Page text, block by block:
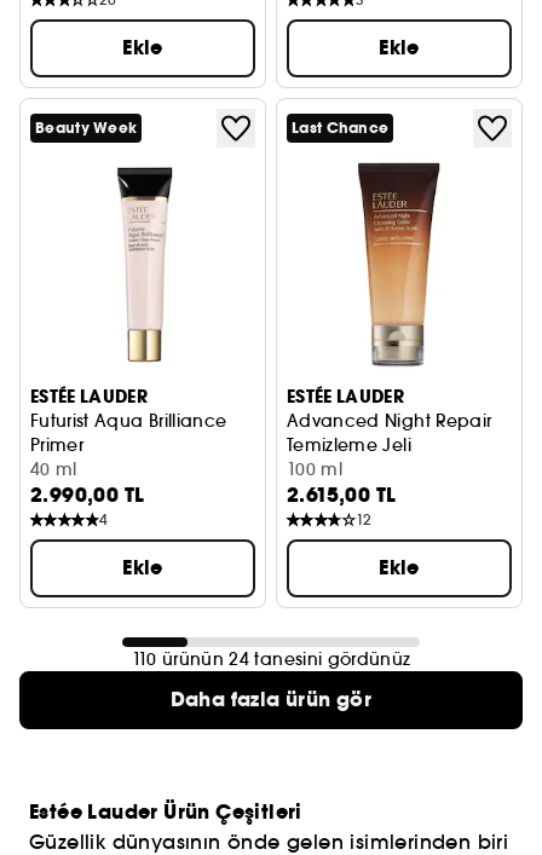
Ekle Ekle
Beauty Week
ESTÉE LAUDER
Futurist Aqua Brilliance
Primer
Makyaj Bazı
40 ml
2.990,00 TL
4
Ekle
Last Chance
ESTÉE LAUDER
Advanced Night Repair
Temizleme Jeli
100 ml
2.615,00 TL
12
Ekle
110 ürünün 24 tanesini gördünüz
Daha fazla ürün gör
Estée Lauder Ürün Çeşitleri
Güzellik dünyasının önde gelen isimlerinden biri